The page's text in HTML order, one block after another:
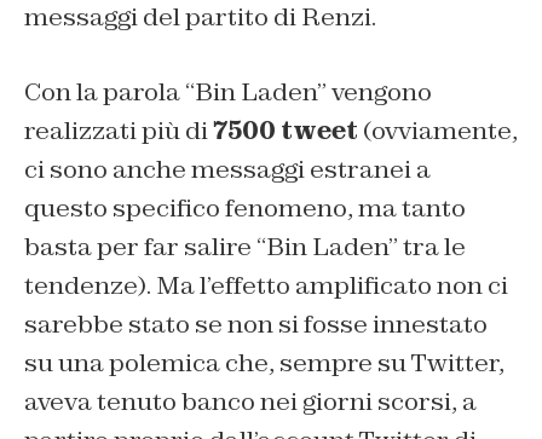
messaggi del partito di Renzi.
Con la parola “Bin Laden” vengono
realizzati più di7500 tweet (ovviamente,
ci sono anche messaggi estranei a
questo specifico fenomeno, ma tanto
basta per far salire “Bin Laden” tra le
tendenze). Ma l’effetto amplificato non ci
sarebbe stato se non si fosse innestato
su una polemica che, sempre su Twitter,
aveva tenuto banco nei giorni scorsi, a